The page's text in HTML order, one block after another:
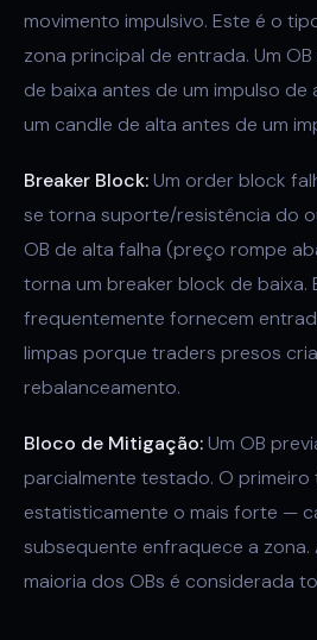
movimento impulsivo. Este é o
zona principal de entrada. Um
de baixa antes de um impulso de
um candle de alta antes de um
Breaker Block:Um order block
se torna suporte/resistência do
OB de alta falha (preço rompe
torna um breaker block de baixa.
frequentemente fornecem
limpas porque traders presos
rebalanceamento.
Bloco de Mitigação:Um OB
parcialmente testado. O primeiro
estatisticamente o mais forte —
subsequente enfraquece a
maioria dos OBs é considerada